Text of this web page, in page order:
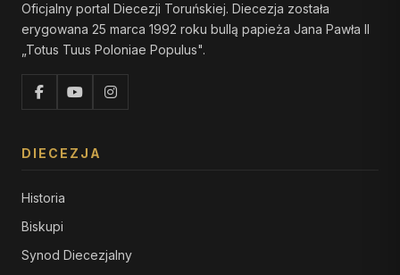
Oficjalny portal Diecezji Toruńskiej. Diecezja została
erygowana 25 marca 1992 roku bullą papieża Jana Pawła II
„Totus Tuus Poloniae Populus".
DIECEZJA
Historia
Biskupi
Synod Diecezjalny